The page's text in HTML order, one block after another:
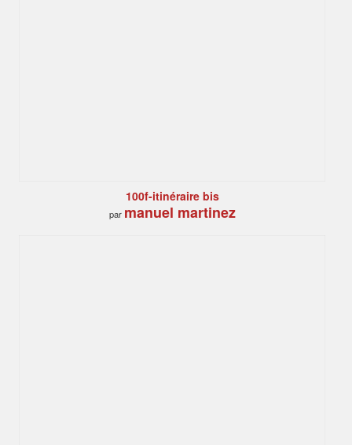
100f-itinéraire bis
par manuel martinez